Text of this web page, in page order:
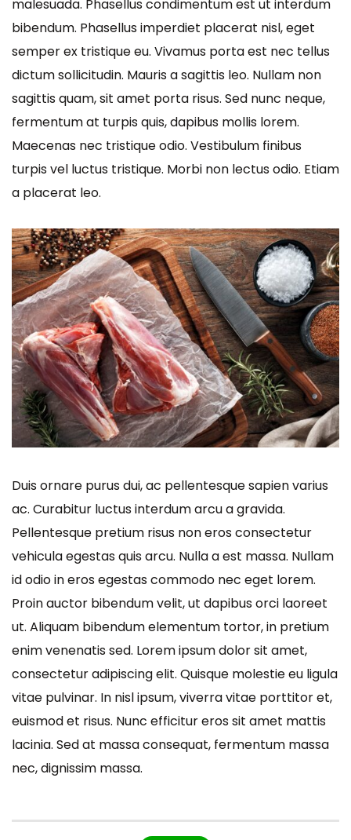
malesuada. Phasellus condimentum est ut interdum
bibendum. Phasellus imperdiet placerat nisl, eget
semper ex tristique eu. Vivamus porta est nec tellus
dictum sollicitudin. Mauris a sagittis leo. Nullam non
sagittis quam, sit amet porta risus. Sed nunc neque,
fermentum at turpis quis, dapibus mollis lorem.
Maecenas nec tristique odio. Vestibulum finibus
turpis vel luctus tristique. Morbi non lectus odio. Etiam
a placerat leo.
Duis ornare purus dui, ac pellentesque sapien varius
ac. Curabitur luctus interdum arcu a gravida.
Pellentesque pretium risus non eros consectetur
vehicula egestas quis arcu. Nulla a est massa. Nullam
id odio in eros egestas commodo nec eget lorem.
Proin auctor bibendum velit, ut dapibus orci laoreet
ut. Aliquam bibendum elementum tortor, in pretium
enim venenatis sed. Lorem ipsum dolor sit amet,
consectetur adipiscing elit. Quisque molestie eu ligula
vitae pulvinar. In nisl ipsum, viverra vitae porttitor et,
euismod et risus. Nunc efficitur eros sit amet mattis
lacinia. Sed at massa consequat, fermentum massa
nec, dignissim massa.